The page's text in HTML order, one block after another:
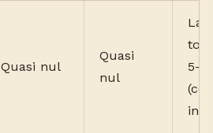
Quasi nul
Quasi
nul
5-8